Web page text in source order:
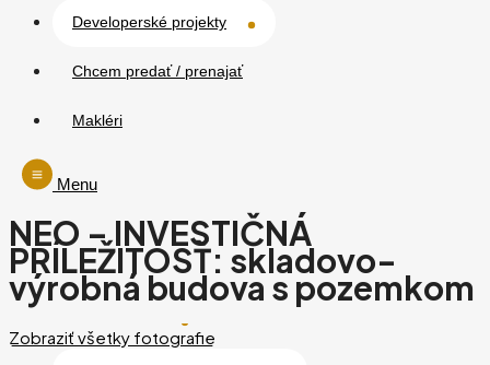
Developerské projekty
Chcem predať / prenajať
Makléri
Menu
NEO – INVESTIČNÁ
PRÍLEŽITOSŤ: skladovo-
výrobná budova s pozemkom
Zobraziť všetky fotografie